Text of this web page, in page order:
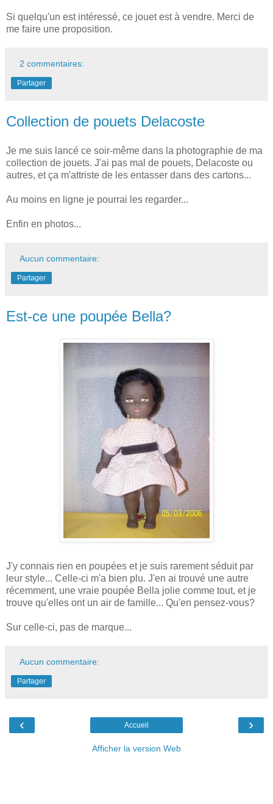
Si quelqu'un est intéressé, ce jouet est à vendre. Merci de
me faire une proposition.
2 commentaires:
Partager
Collection de pouets Delacoste
Je me suis lancé ce soir-même dans la photographie de ma
collection de jouets. J'ai pas mal de pouets, Delacoste ou
autres, et ça m'attriste de les entasser dans des cartons...
Au moins en ligne je pourrai les regarder...
Enfin en photos...
Aucun commentaire:
Partager
Est-ce une poupée Bella?
J'y connais rien en poupées et je suis rarement séduit par
leur style... Celle-ci m'a bien plu. J'en ai trouvé une autre
récemment, une vraie poupée Bella jolie comme tout, et je
trouve qu'elles ont un air de famille... Qu'en pensez-vous?
Sur celle-ci, pas de marque...
Aucun commentaire:
Partager
‹ ›
Accueil
Afficher la version Web